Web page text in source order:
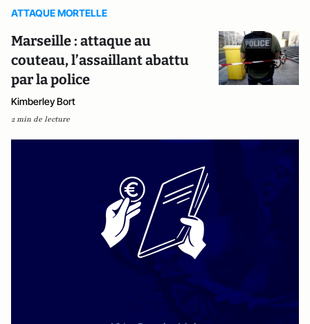
ATTAQUE MORTELLE
Marseille : attaque au
couteau, l’assaillant abattu
par la police
Kimberley Bort
2 min de lecture